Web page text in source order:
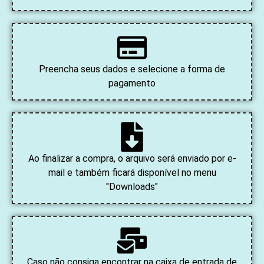
Preencha seus dados e selecione a forma de
pagamento
Ao finalizar a compra, o arquivo será enviado por e-
mail e também ficará disponível no menu
"Downloads"